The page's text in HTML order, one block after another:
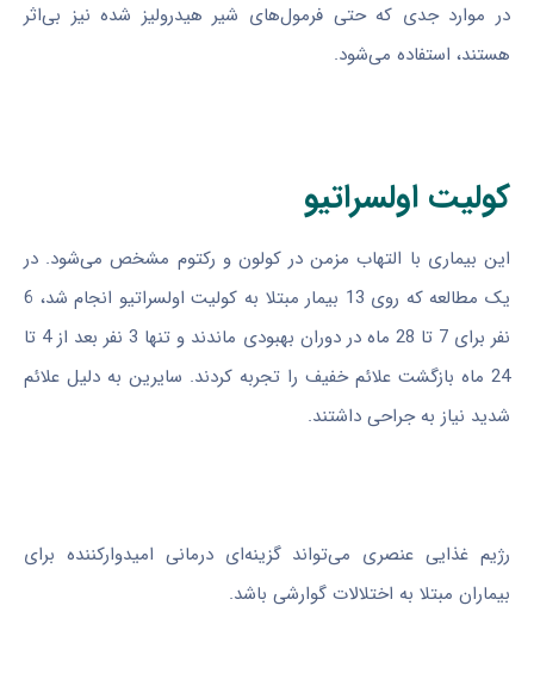
در موارد جدی که حتی فرمول‌های شیر هیدرولیز شده نیز بی‌اثر
هستند، استفاده می‌شود.
کولیت اولسراتیو
این بیماری با التهاب مزمن در کولون و رکتوم مشخص می‌شود. در
یک مطالعه که روی 13 بیمار مبتلا به کولیت اولسراتیو انجام شد، 6
نفر برای 7 تا 28 ماه در دوران بهبودی ماندند و تنها 3 نفر بعد از 4 تا
24 ماه بازگشت علائم خفیف را تجربه کردند. سایرین به دلیل علائم
شدید نیاز به جراحی داشتند.
رژیم غذایی عنصری می‌تواند گزینه‌ای درمانی امیدوارکننده برای
بیماران مبتلا به اختلالات گوارشی باشد.